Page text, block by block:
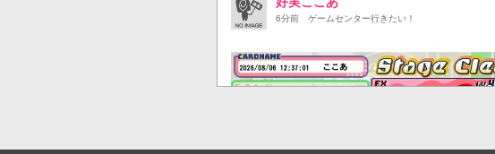
6分前 ゲームセンター行きたい！